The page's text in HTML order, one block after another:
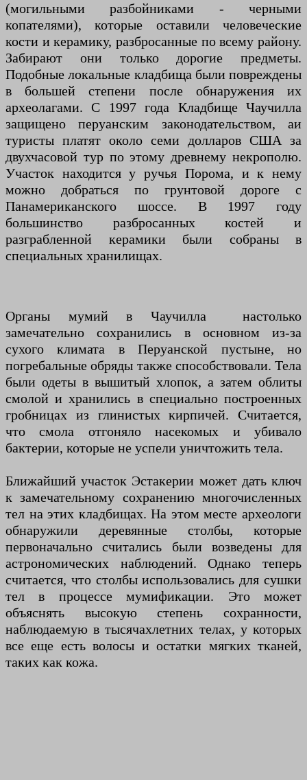
(могильными разбойниками - черными
копателями), которые оставили человеческие
кости и керамику, разбросанные по всему району.
Забирают они только дорогие предметы.
Подобные локальные кладбища были повреждены
в большей степени после обнаружения их
археолагами. С 1997 года Кладбище Чаучилла
защищено перуанским законодательством, аи
туристы платят около семи долларов США за
двухчасовой тур по этому древнему некрополю.
Участок находится у ручья Порома, и к нему
можно добраться по грунтовой дороге с
Панамериканского шоссе. В 1997 году
большинство разбросанных костей и
разграбленной керамики были собраны в
специальных хранилищах.
Органы мумий в Чаучилла настолько
замечательно сохранились в основном из-за
сухого климата в Перуанской пустыне, но
погребальные обряды также способствовали. Тела
были одеты в вышитый хлопок, а затем облиты
смолой и хранились в специально построенных
гробницах из глинистых кирпичей. Считается,
что смола отгоняло насекомых и убивало
бактерии, которые не успели уничтожить тела.
Ближайший участок Эстакерии может дать ключ
к замечательному сохранению многочисленных
тел на этих кладбищах. На этом месте археологи
обнаружили деревянные столбы, которые
первоначально считались были возведены для
астрономических наблюдений. Однако теперь
считается, что столбы использовались для сушки
тел в процессе мумификации. Это может
объяснять высокую степень сохранности,
наблюдаемую в тысячахлетних телах, у которых
все еще есть волосы и остатки мягких тканей,
таких как кожа.